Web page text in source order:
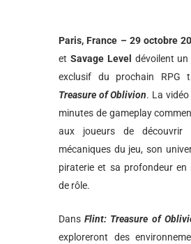
Paris, France – 29 octobre
et Savage Level dévoilent
exclusif du prochain RPG
Treasure of Oblivion. La
minutes de gameplay
aux joueurs de découvrir
mécaniques du jeu, son
piraterie et sa profondeur en
de rôle.
DansFlint: Treasure of
exploreront des